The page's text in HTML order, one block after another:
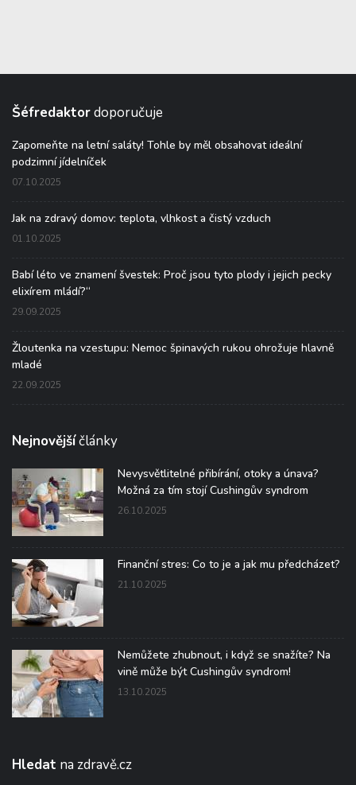
Šéfredaktordoporučuje
Zapomeňte na letní saláty! Tohle by měl obsahovat ideální
podzimní jídelníček
07.10.2025
Jak na zdravý domov: teplota, vlhkost a čistý vzduch
01.10.2025
Babí léto ve znamení švestek: Proč jsou tyto plody i jejich pecky
elixírem mládí?“
29.09.2025
Žloutenka na vzestupu: Nemoc špinavých rukou ohrožuje hlavně
mladé
22.09.2025
Nejnovějšíčlánky
Nevysvětlitelné přibírání, otoky a únava?
Možná za tím stojí Cushingův syndrom
26.10.2025
Finanční stres: Co to je a jak mu předcházet?
21.10.2025
Nemůžete zhubnout, i když se snažíte? Na
vině může být Cushingův syndrom!
13.10.2025
Hledat na zdravě.cz